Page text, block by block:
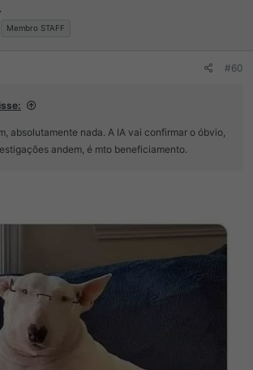
Membro STAFF
#60
absolutamente nada. A IA vai confirmar o óbvio,
andem, é mto beneficiamento.